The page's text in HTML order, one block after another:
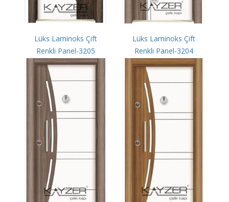
Lüks Laminoks Çift
Renkli Panel-3205
Lüks Laminoks Çift
Renkli Panel-3204